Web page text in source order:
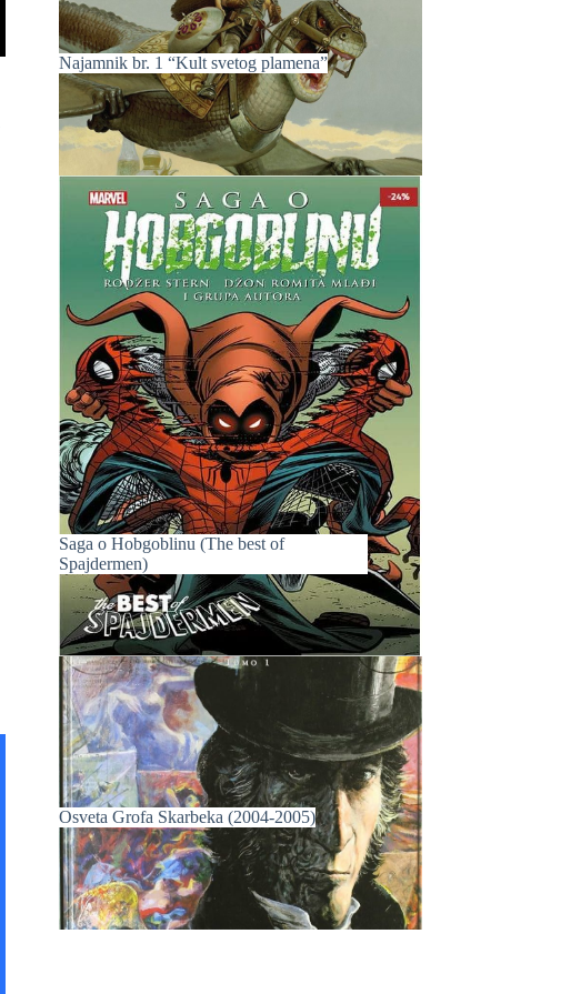
Najamnik br. 1 “Kult svetog plamena”
Saga o Hobgoblinu (The best of
Spajdermen)
Osveta Grofa Skarbeka (2004-2005)